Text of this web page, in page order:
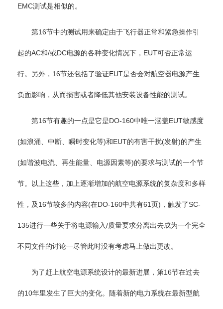
EMC测试是相似的。
第16节中的测试用来确定由于飞行器正常和紧急操作引
起的AC和/或DC电源的各种变化情况下，EUT可否正常运
行。另外，16节还包括了验证EUT是否会对航空器电源产生
负面影响，从而损害或者降低其他安装设备性能的测试。
第16节有趣的一点是它是DO-160中唯一涵盖EUT敏感度
(如浪涌、中断、瞬时变化等)和EUT的有害干扰(发射)的产生
(如谐波电流、再生能量、电源因素等)的要求与测试的一个节
节。以上这些，加上逐渐增加的航空电源系统的复杂度和多样
性，及16节较多的内容(在DO-160中共有61页)，触发了SC-
135进行一些关于将电源输入/质量要求分离出去成为一个完全
不同文件的讨论—尽管此时没有考虑马上做出更改。
为了赶上航空电源系统设计的最新进展，第16节在过去
的10年里发生了巨大的变化。随着新的电力系统在最新型航